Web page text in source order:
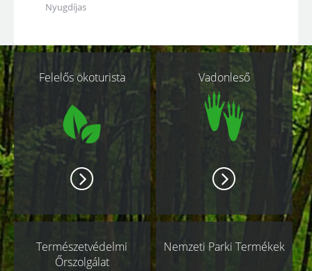
Nyugdíjas
Kapcsolódó
oldalakFelelős ökoturista Vadonleső
Természetvédelmi
Őrszolgálat
Nemzeti Parki Termékek